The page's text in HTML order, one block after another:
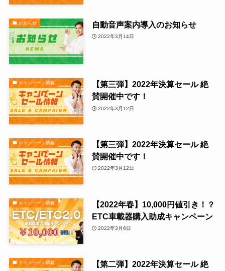
お知らせ 自動音声案内導入のお知らせ
2022年3月14日
キャンペーン情報
【第三弾】2022年決算セール 絶
賛開催中です！
2022年3月12日
キャンペーン情報
【第三弾】2022年決算セール 絶
賛開催中です！
2022年3月12日
キャンペーン情報
【2022年春】10,000円値引き！？
ETC車載器購入助成キャンペーン
2022年3月6日
キャンペーン情報
【第二弾】2022年決算セール 絶